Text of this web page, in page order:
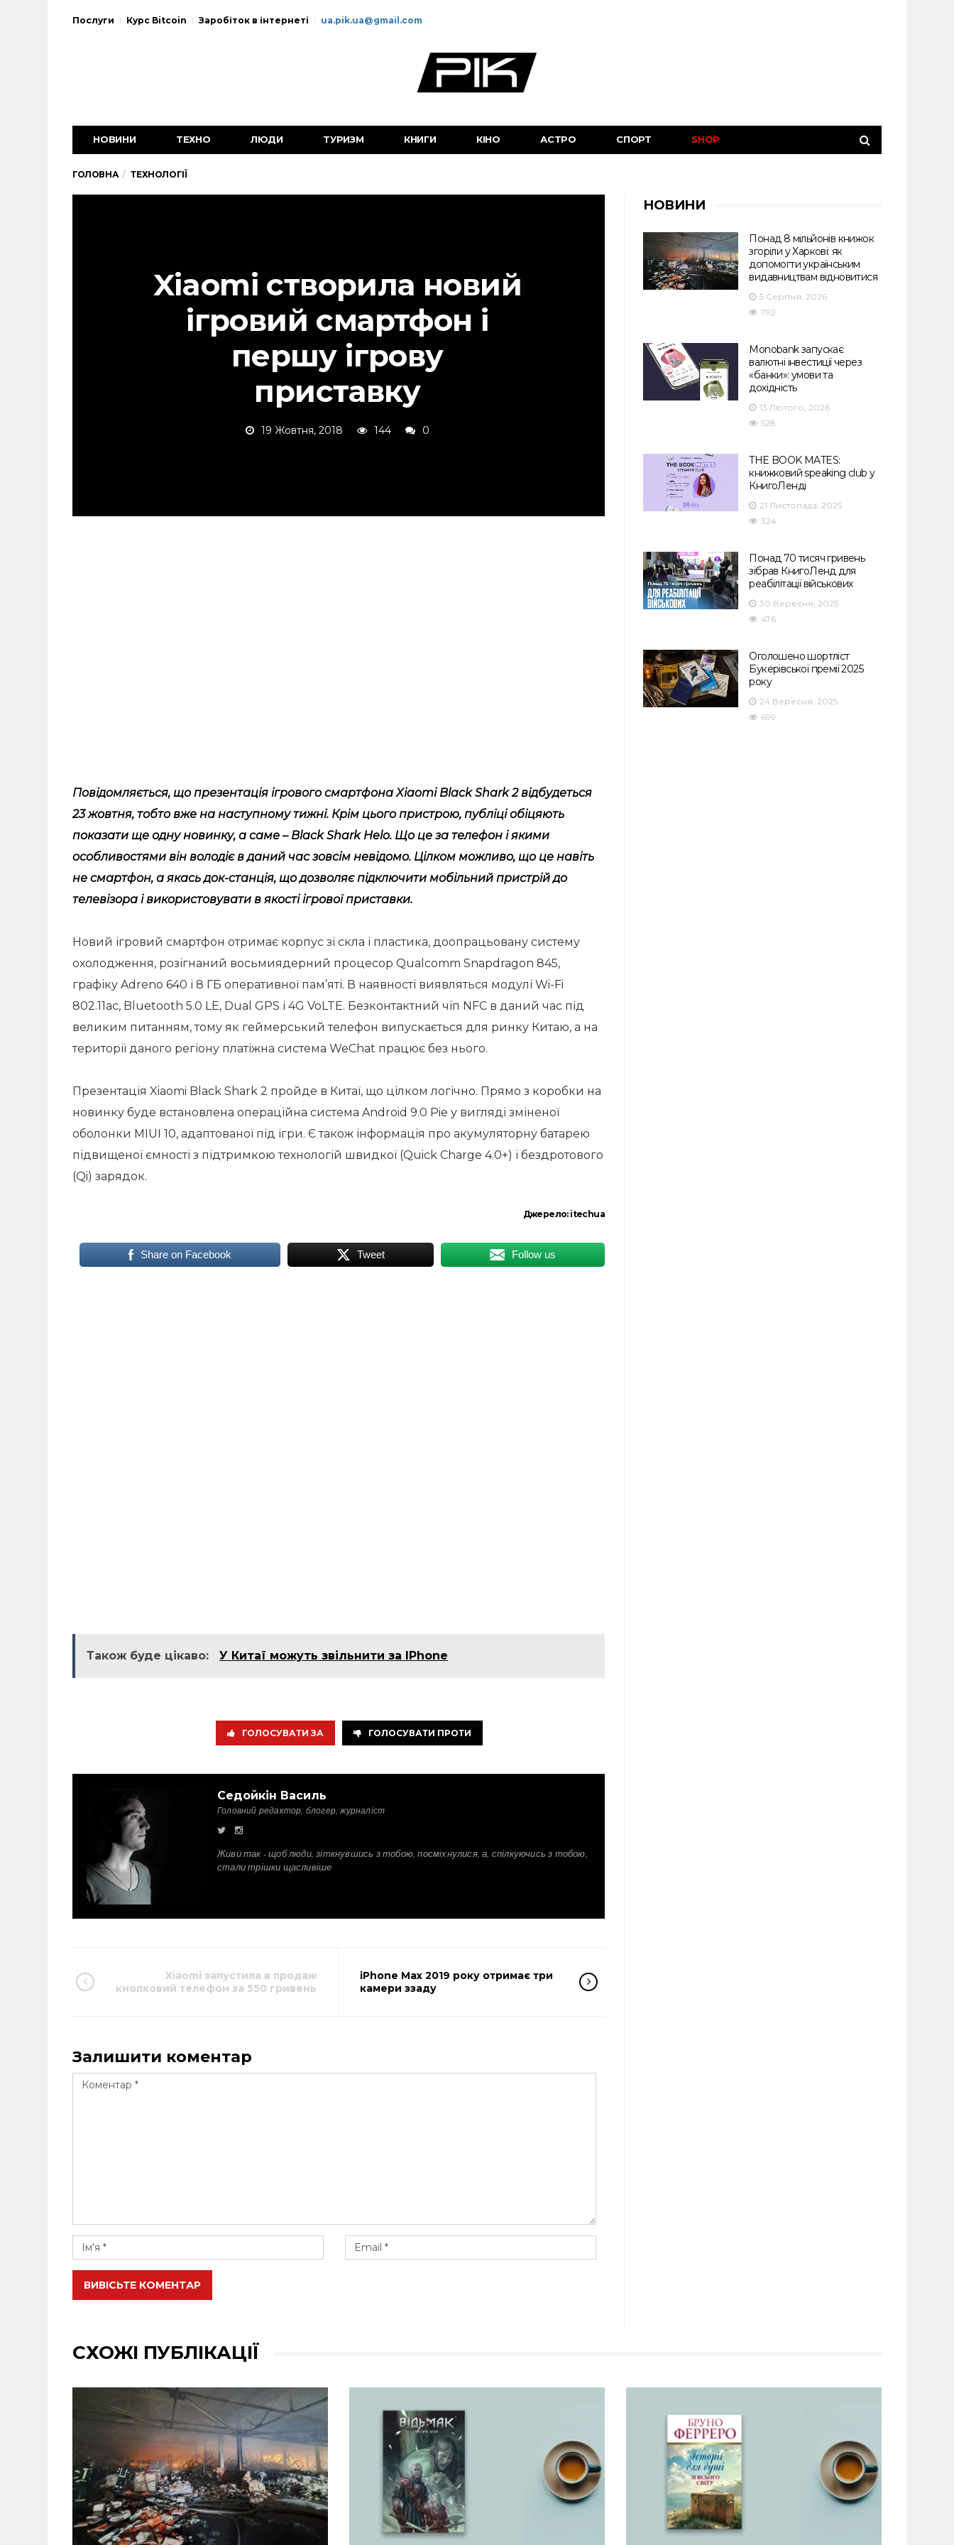
Послуги Курс Bitcoin Заробіток в інтернеті ua.pik.ua@gmail.com
НОВИНИ ТЕХНО ЛЮДИ ТУРИЗМ КНИГИ КІНО АСТРО СПОРТ SHOP
ГОЛОВНА ТЕХНОЛОГІЇ
Xiaomi створила новий
ігровий смартфон і
першу ігрову
приставку
19 Жовтня, 2018 144 0
Повідомляється, що презентація ігрового смартфона Xiaomi Black Shark 2 відбудеться
23 жовтня, тобто вже на наступному тижні. Крім цього пристрою, публіці обіцяють
показати ще одну новинку, а саме – Black Shark Helo. Що це за телефон і якими
особливостями він володіє в даний час зовсім невідомо. Цілком можливо, що це навіть
не смартфон, а якась док-станція, що дозволяє підключити мобільний пристрій до
телевізора і використовувати в якості ігрової приставки.
Новий ігровий смартфон отримає корпус зі скла і пластика, доопрацьовану систему
охолодження, розігнаний восьмиядерний процесор Qualcomm Snapdragon 845,
графіку Adreno 640 і 8 ГБ оперативної пам’яті. В наявності виявляться модулі Wi-Fi
802.11ac, Bluetooth 5.0 LE, Dual GPS і 4G VoLTE. Безконтактний чіп NFC в даний час під
великим питанням, тому як геймерський телефон випускається для ринку Китаю, а на
території даного регіону платіжна система WeChat працює без нього.
Презентація Xiaomi Black Shark 2 пройде в Китаї, що цілком логічно. Прямо з коробки на
новинку буде встановлена ​​операційна система Android 9.0 Pie у вигляді зміненої
оболонки MIUI 10, адаптованої під ігри. Є також інформація про акумуляторну батарею
підвищеної ємності з підтримкою технологій швидкої (Quick Charge 4.0+) і бездротового
(Qi) зарядок.
Джерело: itechua
Share on Facebook Tweet Follow us
Також буде цікаво: У Китаї можуть звільнити за IPhone
ГОЛОСУВАТИ ЗА ГОЛОСУВАТИ ПРОТИ
Седойкін Василь
Головний редактор, блогер, журналіст
Живи так - щоб люди, зіткнувшись з тобою, посміхнулися, а, спілкуючись з тобою,
стали трішки щасливіше
Xiaomi запустила в продаж
кнопковий телефон за 550 гривень
iPhone Max 2019 року отримає три
камери ззаду
Залишити коментар
ВИВІСЬТЕ КОМЕНТАР
НОВИНИ
Понад 8 мільйонів книжок
згоріли у Харкові: як
допомогти українським
видавництвам відновитися
5 Серпня, 2026
792
Monobank запускає
валютні інвестиції через
«банки»: умови та
дохідність
13 Лютого, 2026
528
THE BOOK MATES:
книжковий speaking club у
КнигоЛенді
21 Листопада, 2025
324
Понад 70 тисяч гривень
зібрав КнигоЛенд для
реабілітації військових
30 Вересня, 2025
476
Оголошено шортліст
Букерівської премії 2025
року
24 Вересня, 2025
699
СХОЖІ ПУБЛІКАЦІЇ